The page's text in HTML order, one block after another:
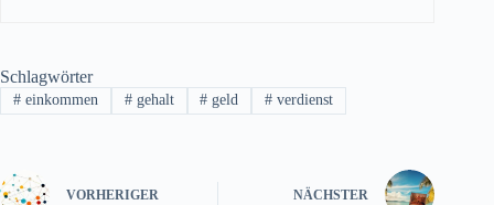
Schlagwörter
#einkommen #gehalt # geld # verdienst
VORHERIGER NÄCHSTER